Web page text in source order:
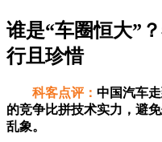
谁是“车圈恒大”
行且珍惜
科客点评： 中国汽车
的竞争比拼技术实力，避
乱象。